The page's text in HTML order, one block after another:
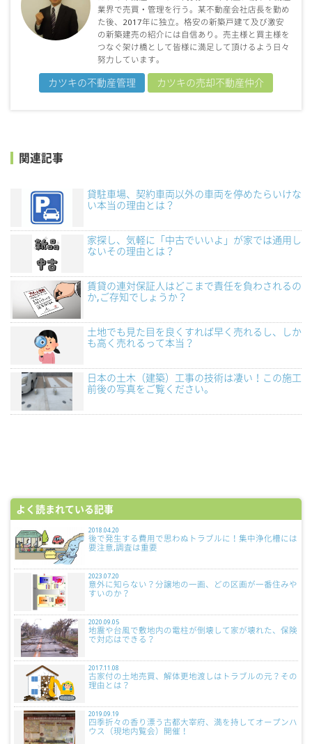
業界で売買・管理を行う。某不動産会社店長を勤め
た後、2017年に独立。格安の新築戸建て及び激安
の新築建売の紹介には自信あり。売主様と買主様を
つなぐ架け橋として皆様に満足して頂けるよう日々
努力しています。
カツキの不動産管理 カツキの売却不動産仲介
関連記事
貸駐車場、契約車両以外の車両を停めたらいけな
い本当の理由とは？
家探し、気軽に「中古でいいよ」が家では通用し
ないその理由とは？
賃貸の連対保証人はどこまで責任を負わされるの
か,ご存知でしょうか？
土地でも見た目を良くすれば早く売れるし、しか
も高く売れるって本当？
日本の土木（建築）工事の技術は凄い！この施工
前後の写真をご覧ください。
よく読まれている記事
2018.04.20
後で発生する費用で思わぬトラブルに！集中浄化槽には
要注意,調査は重要
2023.07.20
意外に知らない？分譲地の一画、どの区画が一番住みや
すいのか？
2020.09.05
地震や台風で敷地内の電柱が倒壊して家が壊れた、保険
で対応はできる？
2017.11.08
古家付の土地売買、解体更地渡しはトラブルの元？その
理由とは？
2019.09.19
四季折々の香り漂う古都大宰府、満を持してオープンハ
ウス（現地内覧会）開催！